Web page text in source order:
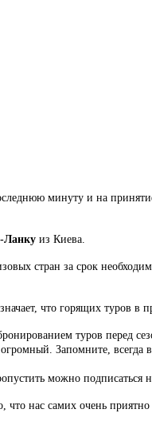
минуту и на
из Киева.
стран за срок
что горящих
туров
Запомните,
можно подписаться
нас самих очень приятно